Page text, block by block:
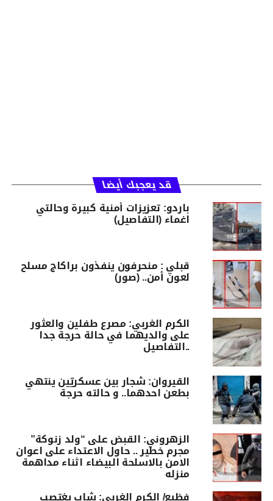
قد يعجبك أيضا
باردو: تعزيزات أمنية كبيرة وحالتي
اغماء (التفاصيل)
قبلي : منحرفون ينفذون براكاج مسلح
لعون أمن.. (صور)
الكرم الغربي: مصرع طفلين والعثور
على والديهما في حالة حرجة جدا
..التفاصيل
القيروان: شجار بين عسكريّين ينتهي
بطعن احدهما.. و حالته حرجة
الزهروني: القبض على “ولد زنوكة”
مجرم خطير .. حاول الاعتداء على اعوان
الامن بالاسلحة البيضاء اثناء مداهمة
منزله
فظيع/ الكرم الغربي: شاب يغتصب